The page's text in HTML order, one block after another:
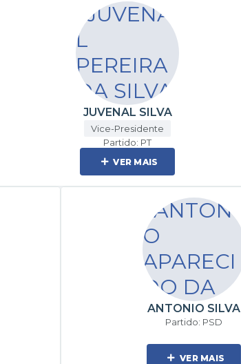
JUVENAL SILVA
Vice-Presidente
Partido: PT
VER MAIS
ANTONIO SILVA
Partido: PSD
VER MAIS